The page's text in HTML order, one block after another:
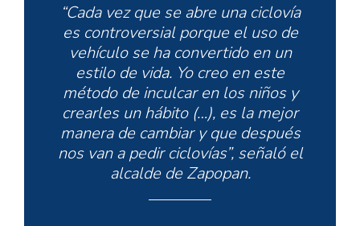
“Cada vez que se abre una ciclovía
es controversial porque el uso de
vehículo se ha convertido en un
estilo de vida. Yo creo en este
método de inculcar en los niños y
crearles un hábito (…), es la mejor
manera de cambiar y que después
nos van a pedir ciclovías”, señaló el
alcalde de Zapopan.